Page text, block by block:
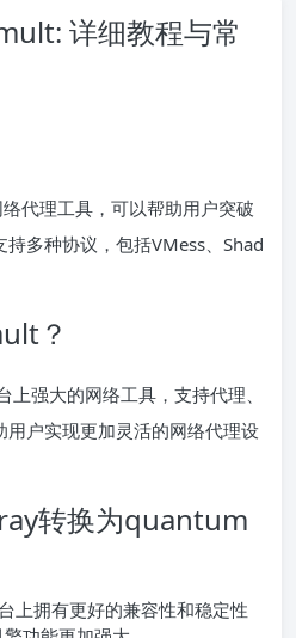
详细教程与常
代理工具，可以帮助用户突破
多种协议，包括VMess、Shad
？
上强大的网络工具，支持代理、
户实现更加灵活的网络代理设
转换为quantum
上拥有更好的兼容性和稳定性